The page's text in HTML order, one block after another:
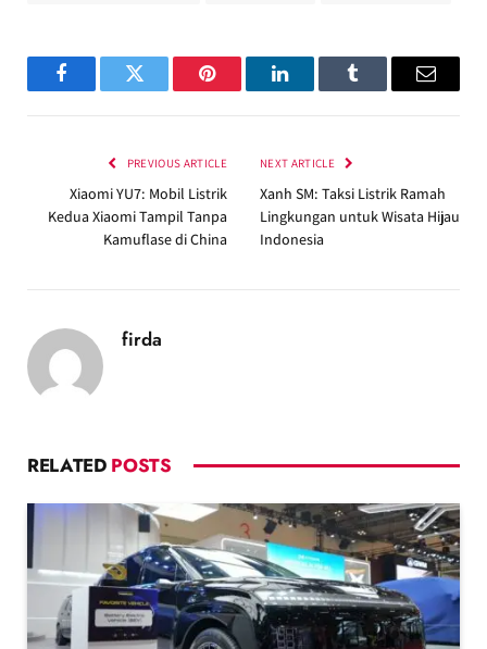
FacebookTwitter Pinterest LinkedInTumblr Email
PREVIOUS ARTICLE
Xiaomi YU7: Mobil Listrik
Kedua Xiaomi Tampil Tanpa
Kamuflase di China
NEXT ARTICLE
Xanh SM: Taksi Listrik Ramah
Lingkungan untuk Wisata Hijau
Indonesia
firda
RELATED POSTS